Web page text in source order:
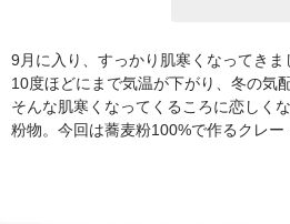
9月に入り、すっかり肌寒くなってき
10度ほどにまで気温が下がり、冬の気
そんな肌寒くなってくるころに恋しく
粉物。今回は蕎麦粉100%で作るクレ